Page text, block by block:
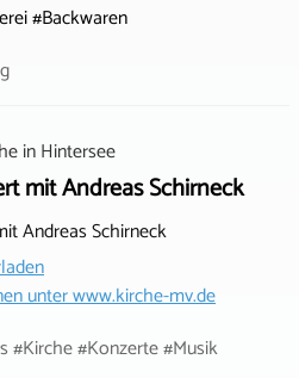
#Backwaren
inHintersee
mit Andreas Schirneck
Andreas Schirneck
unterwww.kirche-mv.de
#Kirche #Konzerte #Musik